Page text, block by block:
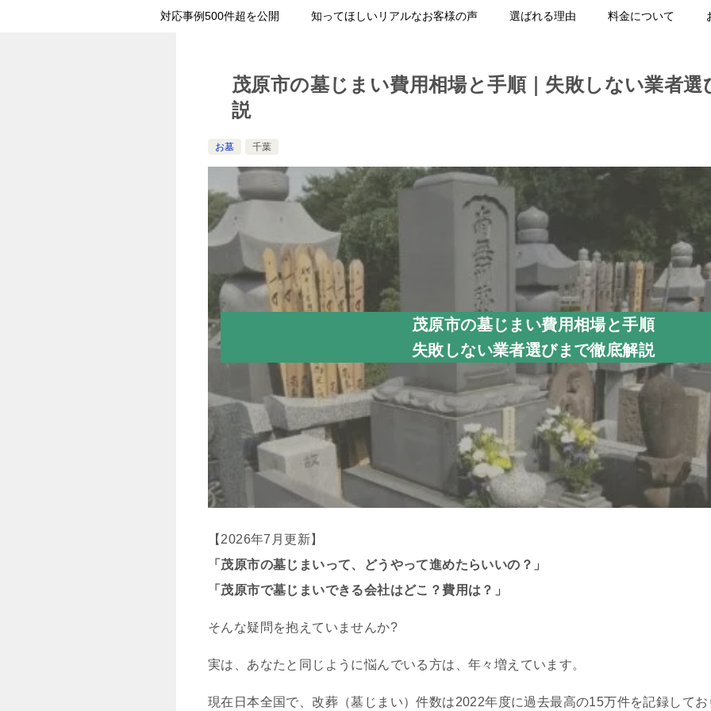
対応事例500件超を公開 知ってほしいリアルなお客様の声 選ばれる理由 料金について
茂原市の墓じまい費用相場と手順｜失敗しない業者選
説
お墓 千葉
茂原市の墓じまい費用相場と手順
失敗しない業者選びまで徹底解説
【2026年7月更新】
「茂原市の墓じまいって、どうやって進めたらいいの？」
「茂原市で墓じまいできる会社はどこ？費用は？」
そんな疑問を抱えていませんか?
実は、あなたと同じように悩んでいる方は、年々増えています。
現在日本全国で、改葬（墓じまい）件数は2022年度に過去最高の15万件を記録してお